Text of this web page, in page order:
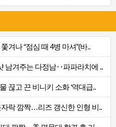
겨나 “점심 때 4병 마셔”(바..
남겨주는 다정남‥파파라치에 ..
끊고 끈 비니키 소화 ‘역대급..
락 깜짝…리즈 갱신한 인형 비..